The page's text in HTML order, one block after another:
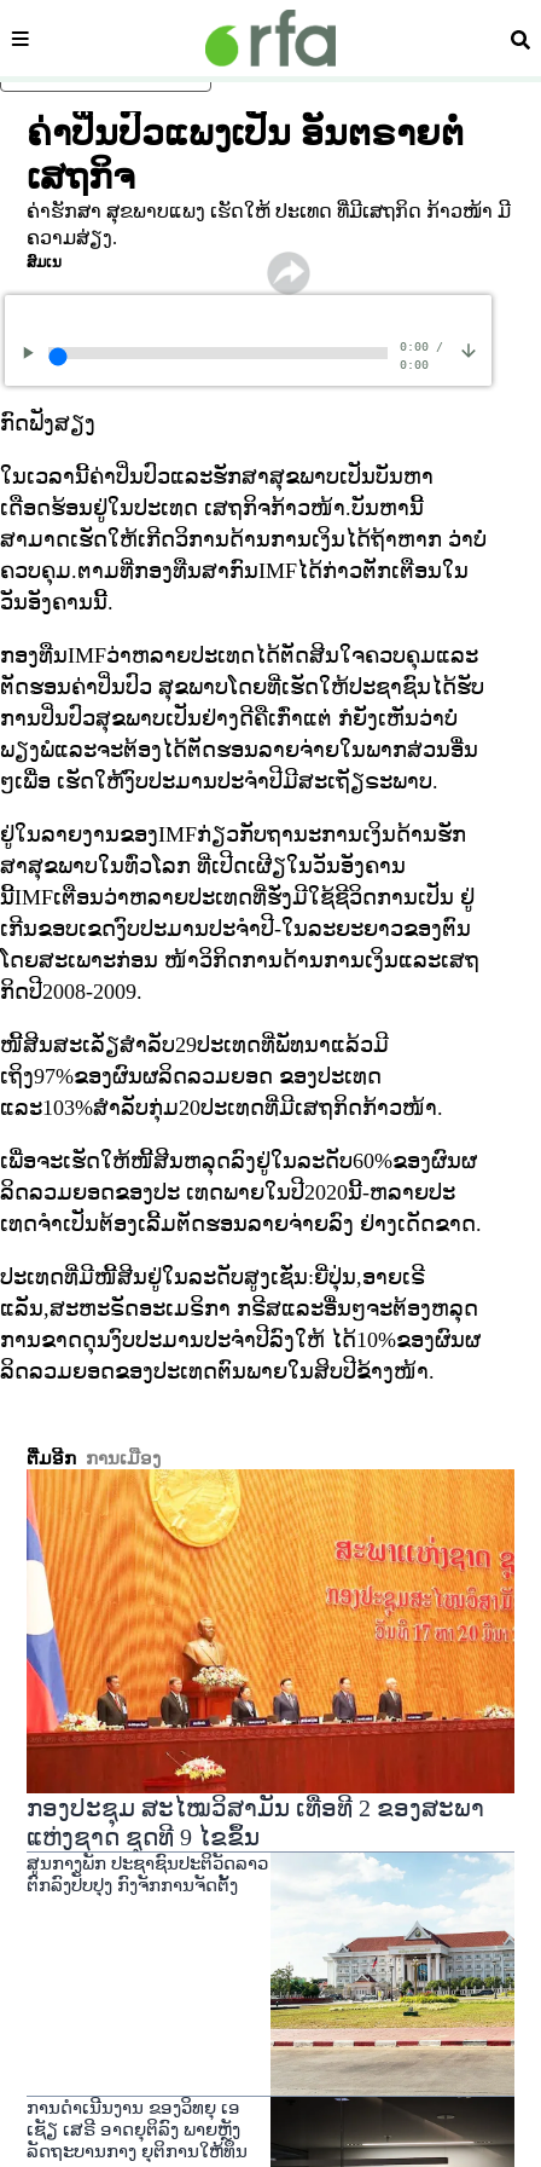
ໝວດ ຄົ້
ຄ່າປິ່ນປົວແພງເປັນ ອັນຕຣາຍຕໍ່
ເສຖກິຈ
ຄ່າຮັກສາ ສຸຂພາບແພງ ເຮັດໃຫ້ ປະເທດ ທີ່ມີເສຖກິດ ກ້າວໜ້າ ມີ
ຄວາມສ່ຽງ.
ສົມເນ
0:00/
0:00
ກົດຟັງສຽງ
ໃນເວລານີ້ຄ່າປິ່ນປົວແລະຮັກສາສຸຂພາບເປັນບັນຫາ
ເດືອດຮ້ອນຢູ່ໃນປະເທດ ເສຖກິຈກ້າວໜ້າ.ບັນຫານີ້
ສາມາດເຮັດໃຫ້ເກີດວິການດ້ານການເງິນໄດ້ຖ້າຫາກ ວ່າບໍ່
ຄວບຄຸມ.ຕາມທີ່ກອງທືນສາກົນIMFໄດ້ກ່າວຕັກເຕືອນໃນ
ວັນອັງຄານນີ້.
ກອງທືນIMFວ່າຫລາຍປະເທດໄດ້ຕັດສີນໃຈຄວບຄຸມແລະ
ຕັດຮອນຄ່າປິ່ນປົວ ສຸຂພາບໂດຍທີ່ເຮັດໃຫ້ປະຊາຊົນໄດ້ຮັບ
ການປິ່ນປົວສຸຂພາບເປັນຢ່າງດີຄືເກົ່າແຕ່ ກໍຍັງເຫັນວ່າບໍ່
ພຽງພໍແລະຈະຕ້ອງໄດ້ຕັດຮອນລາຍຈ່າຍໃນພາກສ່ວນອື່ນ
ໆເພື່ອ ເຮັດໃຫ້ງົບປະມານປະຈໍາປີມີສະເຖັຽຣະພາບ.
ຢູ່ໃນລາຍງານຂອງIMFກ່ຽວກັບຖານະການເງິນດ້ານຮັກ
ສາສຸຂພາບໃນທົ່ວໂລກ ທີ່ເປີດເຜີຽໃນວັນອັງຄານ
ນີ້IMFເຕືອນວ່າຫລາຍປະເທດທີ່ຮັ່ງມີໃຊ້ຊີວິດການເປັນ ຢູ່
ເກີນຂອບເຂດງົບປະມານປະຈໍາປີ-ໃນລະຍະຍາວຂອງຕົນ
ໂດຍສະເພາະກ່ອນ ໜ້າວິກິດການດ້ານການເງິນແລະເສຖ
ກິດປີ2008-2009.
ໜີ້ສີນສະເລັ່ຽສໍາລັບ29ປະເທດທີ່ພັທນາແລ້ວມີ
ເຖິງ97%ຂອງຜົນຜລິດລວມຍອດ ຂອງປະເທດ
ແລະ103%ສໍາລັບກຸ່ມ20ປະເທດທີ່ມີເສຖກິດກ້າວໜ້າ.
ເພື່ອຈະເຮັດໃຫ້ໜີ້ສີນຫລຸດລົງຢູ່ໃນລະດັບ60%ຂອງຜົນຜ
ລິດລວມຍອດຂອງປະ ເທດພາຍໃນປີ2020ນີ້-ຫລາຍປະ
ເທດຈໍາເປັນຕ້ອງເລີ້ມຕັດຮອນລາຍຈ່າຍລົງ ຢ່າງເດັດຂາດ.
ປະເທດທີ່ມີໜີ້ສີນຢູ່ໃນລະດັບສູງເຊັ່ນ:ຍີ່ປຸ່ນ,ອາຍເຣີ
ແລັນ,ສະຫະຣັດອະເມຣິກາ ກຣີສແລະອື່ນໆຈະຕ້ອງຫລຸດ
ການຂາດດຸນງົບປະມານປະຈໍາປີລົງໃຫ້ ໄດ້10%ຂອງຜົນຜ
ລິດລວມຍອດຂອງປະເທດຕົນພາຍໃນສິບປີຂ້າງໜ້າ.
ຕື່ມອີກ ການເມືອງ
ກອງປະຊຸມ ສະໄໝວິສາມັນ ເທື່ອທີ 2 ຂອງສະພາ
ແຫ່ງຊາດ ຊຸດທີ 9 ໄຂຂຶ້ນ
ສູນກາງພັກ ປະຊາຊົນປະຕິວັດລາວ
ຕົກລົງປັບປຸງ ກົງຈັກການຈັດຕັ້ງ
ການດໍາເນີນງານ ຂອງວິທຍຸ ເອ
ເຊັຽ ເສຣີ ອາດຍຸຕິລົງ ພາຍຫຼັງ
ລັດຖະບານກາງ ຍຸຕິການໃຫ້ທຶນ